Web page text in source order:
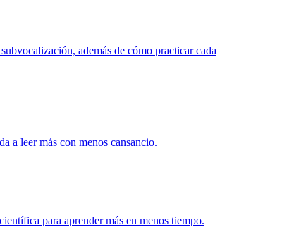
además de cómo practicar cada
a leer más con menos cansancio.
para aprender más en menos tiempo.